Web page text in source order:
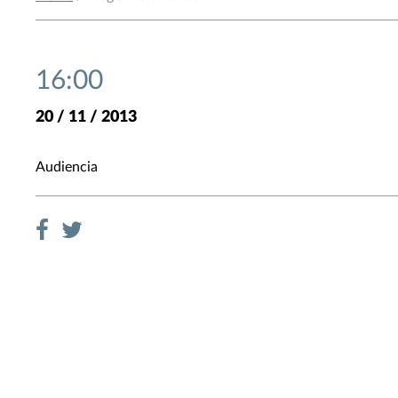
16:00
20 / 11 / 2013
Audiencia